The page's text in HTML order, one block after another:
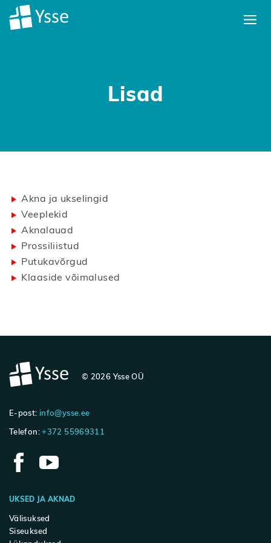
Lisad
Akna ja ukselingid
Veeplekid
Aknalauad
Prossiliistud
Putukavõrgud
Klaaside võimalused
© 2026 Ysse OÜ
E-post: info@ysse.ee
Telefon:+372 55969311
UKSED JA AKNAD
Välisuksed
Siseuksed